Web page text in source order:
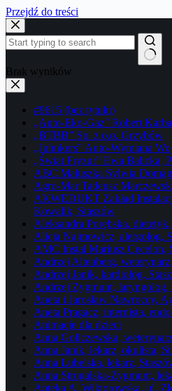
Przejdź do treści
Brak wyników
#9615 (bez tytułu)
„Auto-Eko-Gaz” Robert
„BTBB” Sp. z o.o. Grzybów
„Juhnkers” Auto-Wymiana
„Świat Fryzur” Ewa Balicka,
ABC Maluszka Sylwia
Agro-Mar Tadeusz
AKWEDUKT Zakład
Kowalik, Staszów
Aleksandra Porębska,
Alicja Najmowicz, alergolog,
AMC Instal Mariusz Cecelon,
Andrzej Altenberg,
Andrzej Janik, kardiolog,
Andrzej Zygmunt, laryngolog,
Aneta i Jarosław Nawroccy,
Aneta Pragacz, internista,
Animacje dla dzieci
Anna Goliczewska,
Anna Janik, lekarz, okulista,
Anna Lubelska, lekarz,
Anna Strugalska-Zygmunt,
Apteka A. Wiktorowska, ul.